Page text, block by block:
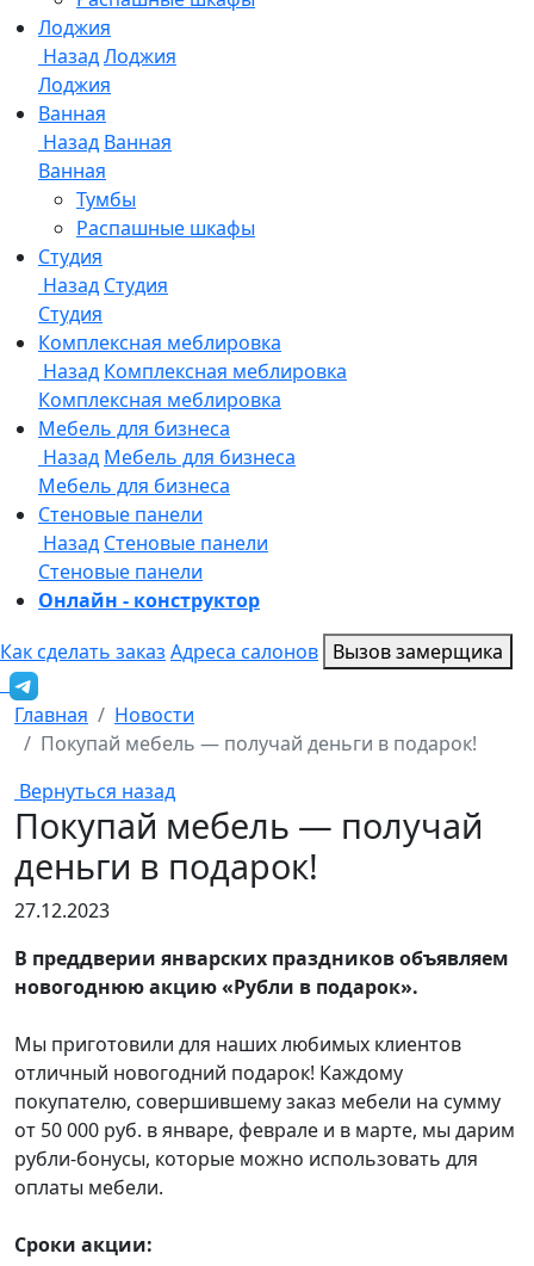
Онлайн - конструктор
Как сделать заказ Адреса салонов Вызов замерщика
Главная
Новости
Покупай мебель — получай деньги в подарок!
Вернуться назад
Покупай мебель — получай
деньги в подарок!
27.12.2023
В преддверии январских праздников объявляем
новогоднюю акцию «Рубли в подарок».
Мы приготовили для наших любимых клиентов
отличный новогодний подарок! Каждому
покупателю, совершившему заказ мебели на сумму
от 50 000 руб. в январе, феврале и в марте, мы дарим
рубли-бонусы, которые можно использовать для
оплаты мебели.
Сроки акции: